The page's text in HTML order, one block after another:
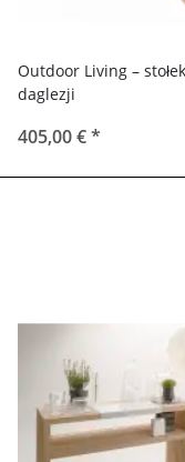
Outdoor Living –
daglezji
405,00 €*